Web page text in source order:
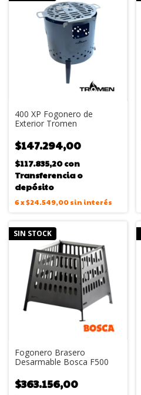
400 XP Fogonero de
Exterior Tromen
$147.294,00
$117.835,20con
Transferencia o
depósito
6x$24.549,00sin interés
SIN STOCK
Fogonero Brasero
Desarmable Bosca F500
$363.156,00